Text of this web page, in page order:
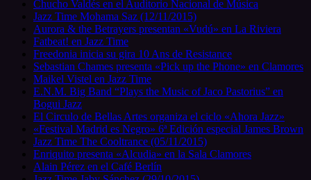
Chucho Valdés en el Auditorio Nacional de Música
Jazz Time Mohama Saz (12/11/2015)
Aurora & the Betrayers presentan «Vudú» en La Riviera
Fatbeat! en Jazz Time
Freedonia inicia su gira 10 Ans de Resistance
Sebastian Chames presenta «Pick up the Phone» en Clamores
Maikel Vistel en Jazz Time
E.N.M. Big Band “Plays the Music of Jaco Pastorius” en
Bogui Jazz
El Circulo de Bellas Artes organiza el ciclo «Ahora Jazz»
«Festival Madrid es Negro» 6ª Edición especial James Brown
Jazz Time The Cooltrance (05/11/2015)
Enriquito presenta «Alcudia» en la Sala Clamores
Alain Pérez en el Café Berlín